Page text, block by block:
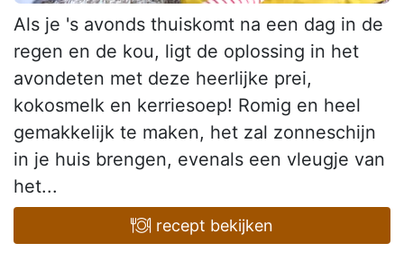
Als je 's avonds thuiskomt na een dag in de
regen en de kou, ligt de oplossing in het
avondeten met deze heerlijke prei,
kokosmelk en kerriesoep! Romig en heel
gemakkelijk te maken, het zal zonneschijn
in je huis brengen, evenals een vleugje van
het...
recept bekijken